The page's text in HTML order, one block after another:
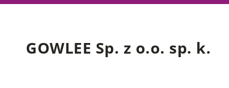
GOWLEE Sp. z o.o. sp. k.